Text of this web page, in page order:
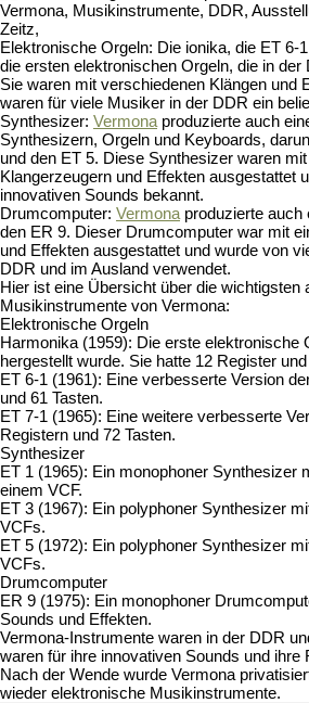
Vermona, Musikinstrumente, DDR,
Zeitz,
Elektronische Orgeln: Die ionika, die ET 6-
die ersten elektronischen Orgeln, die in der
Sie waren mit verschiedenen Klängen und
waren für viele Musiker in der DDR ein
Synthesizer: Vermona produzierte auch
Synthesizern, Orgeln und Keyboards,
und den ET 5. Diese Synthesizer waren
Klangerzeugern und Effekten ausgestattet
innovativen Sounds bekannt.
Drumcomputer: Vermona produzierte auch
den ER 9. Dieser Drumcomputer war mit
und Effekten ausgestattet und wurde von
DDR und im Ausland verwendet.
Hier ist eine Übersicht über die wichtigsten
Musikinstrumente von Vermona:
Elektronische Orgeln
Harmonika (1959): Die erste elektronische
hergestellt wurde. Sie hatte 12 Register
ET 6-1 (1961): Eine verbesserte Version
und 61 Tasten.
ET 7-1 (1965): Eine weitere verbesserte
Registern und 72 Tasten.
Synthesizer
ET 1 (1965): Ein monophoner Synthesizer
einem VCF.
ET 3 (1967): Ein polyphoner Synthesizer
VCFs.
ET 5 (1972): Ein polyphoner Synthesizer
VCFs.
Drumcomputer
ER 9 (1975): Ein monophoner
Sounds und Effekten.
Vermona-Instrumente waren in der DDR
waren für ihre innovativen Sounds und ihre
Nach der Wende wurde Vermona
wieder elektronische Musikinstrumente.